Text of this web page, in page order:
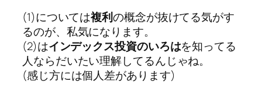
(1)については複利の概念が抜けてる気がす
るのが、私気になります。
(2)はインデックス投資のいろはを知ってる
人ならだいたい理解してるんじゃね。
(感じ方には個人差があります)